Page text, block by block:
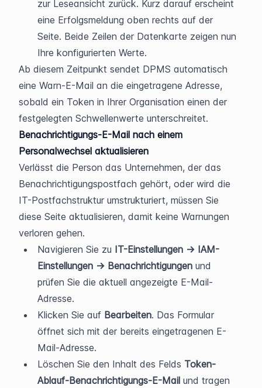
zur Leseansicht zurück. Kurz darauf erscheint
eine Erfolgsmeldung oben rechts auf der
Seite. Beide Zeilen der Datenkarte zeigen nun
Ihre konfigurierten Werte.
Ab diesem Zeitpunkt sendet DPMS automatisch
eine Warn-E-Mail an die eingetragene Adresse,
sobald ein Token in Ihrer Organisation einen der
festgelegten Schwellenwerte unterschreitet.
Benachrichtigungs-E-Mail nach einem
Personalwechsel aktualisieren
Verlässt die Person das Unternehmen, der das
Benachrichtigungspostfach gehört, oder wird die
IT-Postfachstruktur umstrukturiert, müssen Sie
diese Seite aktualisieren, damit keine Warnungen
verloren gehen.
Navigieren Sie zu IT-Einstellungen → IAM-
Einstellungen → Benachrichtigungen und
prüfen Sie die aktuell angezeigte E-Mail-
Adresse.
Klicken Sie auf Bearbeiten. Das Formular
öffnet sich mit der bereits eingetragenen E-
Mail-Adresse.
Löschen Sie den Inhalt des Felds Token-
Ablauf-Benachrichtigungs-E-Mail und tragen